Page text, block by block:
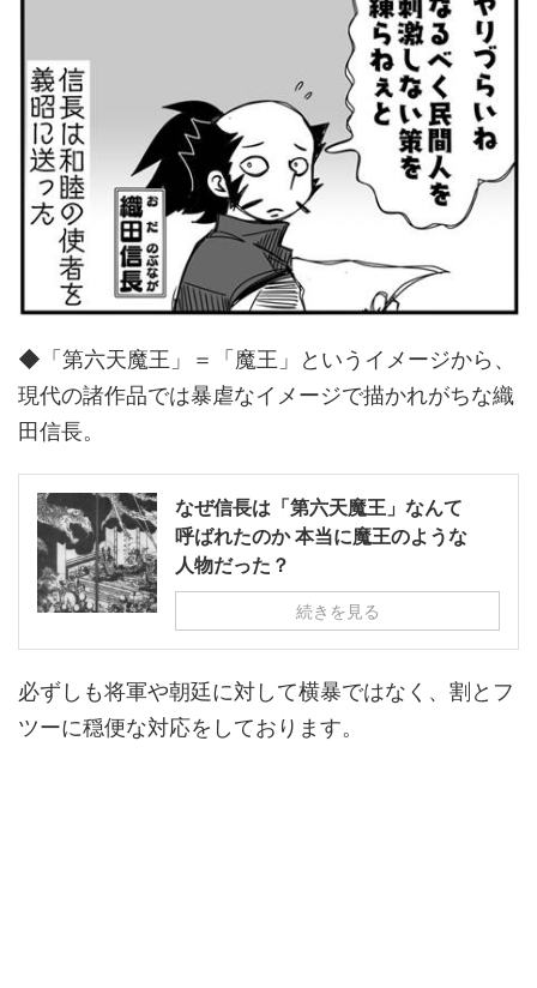
◆「第六天魔王」＝「魔王」というイメージから、
現代の諸作品では暴虐なイメージで描かれがちな織
田信長。
なぜ信長は「第六天魔王」なんて
呼ばれたのか 本当に魔王のような
人物だった？
続きを見る
必ずしも将軍や朝廷に対して横暴ではなく、割とフ
ツーに穏便な対応をしております。